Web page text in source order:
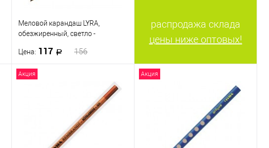
Меловой карандаш LYRA,
обезжиренный, светло -
Цена: 117 156
К сравнению
В наличии
распродажа склада
цены ниже оптовых!
Акция Акция